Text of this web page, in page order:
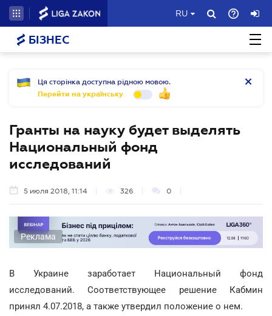
RU
БІЗНЕС
Ця сторінка доступна рідною мовою.
Перейти на українську
Гранты на науку будет выделять
Национальный фонд
исследований
5 июля 2018, 11:14 326 0
Реклама
В Украине заработает Национальный фонд
исследований. Соответствующее решение Кабмин
принял 4.07.2018, а также утвердил положение о нем.